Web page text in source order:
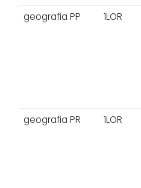
geografia PP
1LOR
geografia PR 1LOR